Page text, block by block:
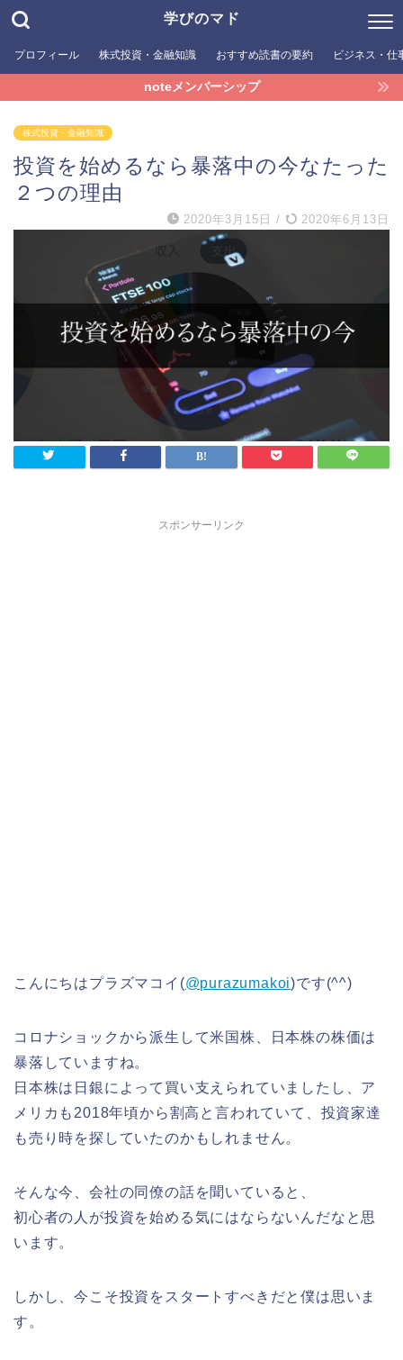
学びのマド
プロフィール 株式投資・金融知識 おすすめ読書の要約 ビジネス・仕
noteメンバーシップ
株式投資・金融知識
投資を始めるなら暴落中の今なたった
２つの理由
2020年3月15日 / 2020年6月13日
スポンサーリンク
こんにちはプラズマコイ(@purazumakoi)です(^^)
コロナショックから派生して米国株、日本株の株価は
暴落していますね。
日本株は日銀によって買い支えられていましたし、ア
メリカも2018年頃から割高と言われていて、投資家達
も売り時を探していたのかもしれません。
そんな今、会社の同僚の話を聞いていると、
初心者の人が投資を始める気にはならないんだなと思
います。
しかし、今こそ投資をスタートすべきだと僕は思いま
す。